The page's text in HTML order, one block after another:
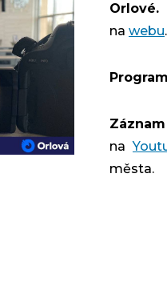
Orlové.
na webu.
Program
Záznam
na
města.